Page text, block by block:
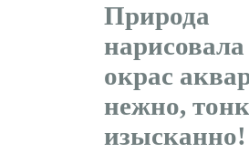
Природа
нарисовала
окрас
нежно,
изысканно!